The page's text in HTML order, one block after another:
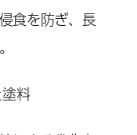
食を防ぎ、長
料